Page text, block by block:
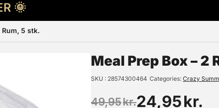
🌞
interesse?
5 stk.
Meal Prep Box – 2
SKU 28574300464 Categories Crazy
49,95kr.24,95kr.